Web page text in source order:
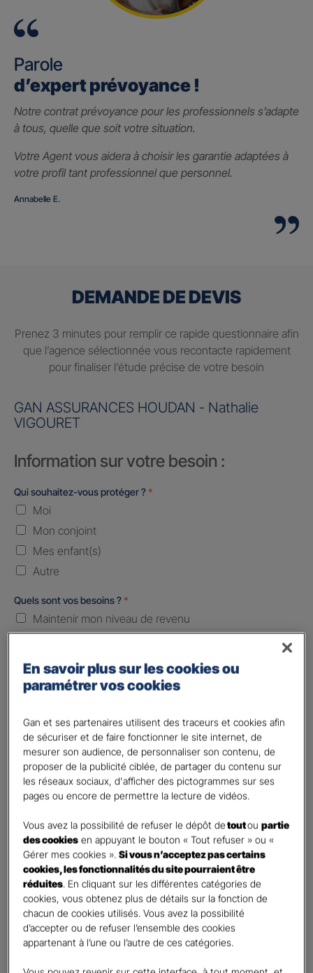
Parole
d’expert prévoyance !
Notre contrat prévoyance pour les professionnels s’adapte
à tous, quelle que soit votre situation.
Votre Agent vous aidera à choisir les garantie adaptées à
votre profil tant professionnel que personnel.
Annabelle E.
DEMANDE DE DEVIS
Prenez 3 minutes pour remplir ce rapide questionnaire afin
que l’agence sélectionnée vous recontacte rapidement
pour finaliser l’étude précise de votre besoin
GAN ASSURANCES HOUDAN - Nathalie
VIGOURET
Information sur votre besoin :
Qui souhaitez-vous protéger ? *
Moi
Mon conjoint
Mes enfant(s)
Autre
Quels sont vos besoins ? *
Maintenir mon niveau de revenu
Transmettre mon patrimoine
Percevoir un complément de revenu
Autre besoin
Plusieurs choix possibles
Vos informations :
Etes-vous déjà client Gan assurances ?*
Non
Civilité*
Madame
Monsieur
Contact*
En savoir plus sur les cookies ou
paramétrer vos cookies
Gan et ses partenaires utilisent des traceurs et cookies afin
de sécuriser et de faire fonctionner le site internet, de
mesurer son audience, de personnaliser son contenu, de
proposer de la publicité ciblée, de partager du contenu sur
les réseaux sociaux, d'afficher des pictogrammes sur ses
pages ou encore de permettre la lecture de vidéos.
Vous avez la possibilité de refuser le dépôt detoutoupartie
des cookies en appuyant le bouton « Tout refuser » ou «
Gérer mes cookies ».Si vous n’acceptez pas certains
cookies, les fonctionnalités du site pourraient être
réduites. En cliquant sur les différentes catégories de
cookies, vous obtenez plus de détails sur la fonction de
chacun de cookies utilisés. Vous avez la possibilité
d’accepter ou de refuser l’ensemble des cookies
appartenant à l’une ou l’autre de ces catégories.